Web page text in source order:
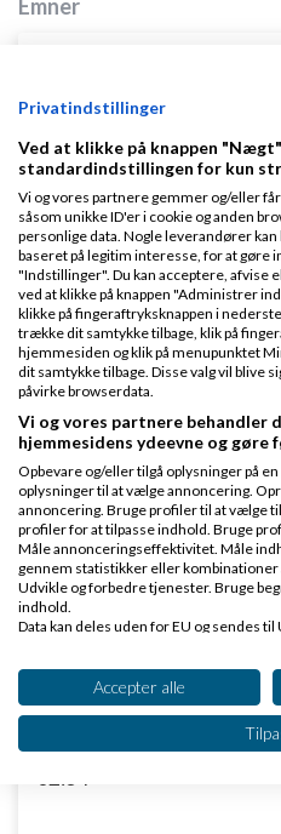
Emner
Få 3 bud på ny revisor
gratis
Nyeste indlægafMartin
2014 kl. 11:30
Hobbyvirksomhed
Må jeg slet ikke sælge i
Nyeste indlægafME93,
1
Ny IT-iværksætter søger
netværk
Nyeste indlægafMino
Privatindstillinger
Ved at klikke på knappen
standardindstillingen for kun
Vi og vores partnere gemmer og/eller
såsom unikke ID'er i cookie og anden
personlige data. Nogle leverandører
baseret på legitim interesse, for at gøre
"Indstillinger". Du kan acceptere,
ved at klikke på knappen "Administrer
klikke på fingeraftryksknappen i
trække dit samtykke tilbage, klik på
hjemmesiden og klik på menupunktet
dit samtykke tilbage. Disse valg vil blive
påvirke browserdata.
Vi og vores partnere behandler
hjemmesidens ydeevne og gøre
Opbevare og/eller tilgå oplysninger på
oplysninger til at vælge annoncering.
annoncering. Bruge profiler til at vælge
profiler for at tilpasse indhold. Bruge
Måle annonceringseffektivitet. Måle
gennem statistikker eller
Udvikle og forbedre tjenester. Bruge
indhold.
Data kan deles uden for EU og sendes til
Se partnerliste (2 IAB-
Vi bruger dine data til følgende formål:
IAB's behandlingsformål:
Opbevare og/eller tilgå
Accepter alle